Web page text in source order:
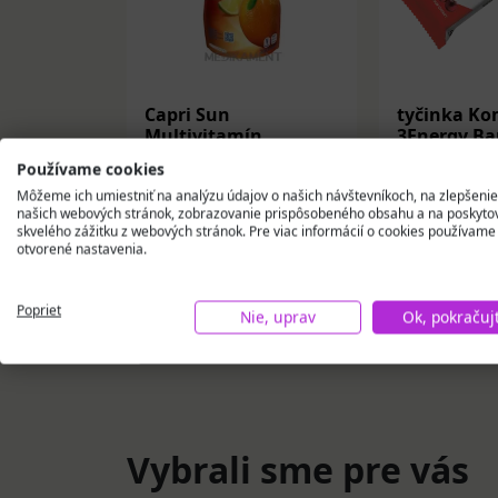
Capri Sun
Multivitamín
pasterizovaný ovocný
nápoj 330 ml
1,36 €
Na sklade
Vložiť do košíka
tyčinka
3Energy
0,98 €
Na
Vložiť
Vybrali sme pre vás
Používame cookies
Môžeme ich umiestniť na analýzu údajov o našich návštevníkoch, na zlepšenie
našich webových stránok, zobrazovanie prispôsobeného obsahu a na
skvelého zážitku z webových stránok. Pre viac informácií o cookies používame
otvorené nastavenia.
Poprieť Nie, uprav Ok,